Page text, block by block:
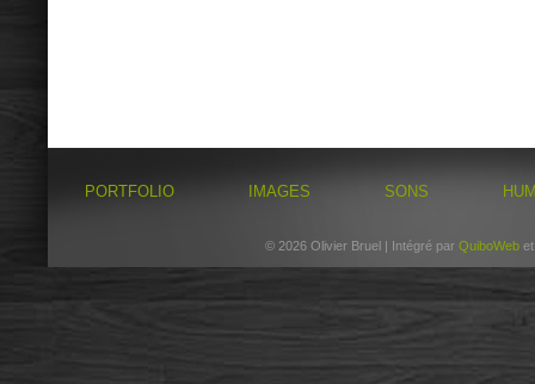
PORTFOLIO IMAGES SONS
© 2026 Olivier Bruel | Intégré par QuiboWeb